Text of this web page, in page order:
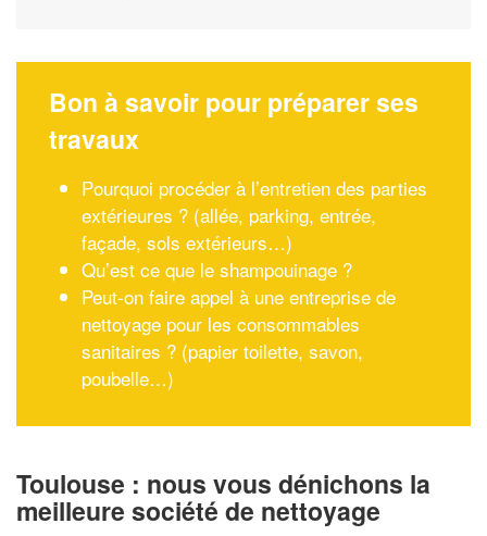
Bon à savoir pour préparer ses
travaux
Pourquoi procéder à l’entretien des parties
extérieures ? (allée, parking, entrée,
façade, sols extérieurs…)
Qu’est ce que le shampouinage ?
Peut-on faire appel à une entreprise de
nettoyage pour les consommables
sanitaires ? (papier toilette, savon,
poubelle…)
Toulouse : nous vous dénichons la
meilleure société de nettoyage